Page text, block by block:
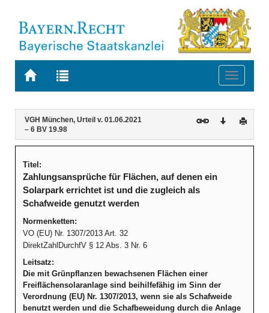
Zur
BAYERN.RECHT
Zur
letzten
Suche
Toggle
Navigation
Inhalt
VGH München, Urteil v. 01.06.2021
– 6 BV 19.98
Download
Titel:
Zahlungsansprüche für Flächen, auf denen ein
Solarpark errichtet ist und die zugleich als
Schafweide genutzt werden
Normenketten:
VO (EU) Nr. 1307/2013 Art. 32
DirektZahlDurchfV § 12 Abs. 3 Nr. 6
Leitsatz:
Die mit Grünpflanzen bewachsenen Flächen einer
Freiflächensolaranlage sind beihilfefähig im Sinn der
Verordnung (EU) Nr. 1307/2013, wenn sie als Schafweide
benutzt werden und die Schafbeweidung durch die Anlage